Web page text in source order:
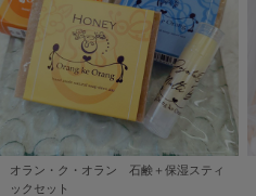
オラン・ク・オラン 石鹸＋保湿スティ
ックセット